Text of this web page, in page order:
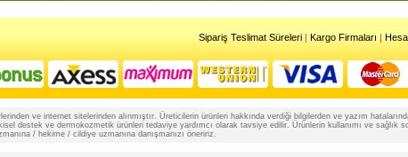
Sipariş Teslimat Süreleri | Kargo Firmaları |
ve internet sitelerinden alınmıştır. Üreticilerin ürünleri hakkında verdiği bilgilerden ve yazım
destek ve dermokozmetik ürünleri tedaviye yardımcı olarak tavsiye edilir. Ürünlerin kullanımı ve sağlık
/ hekime / cildiye uzmanına danışmanızı öneririz.